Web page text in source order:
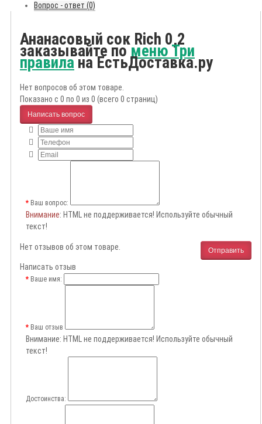
Вопрос - ответ (0)
Ананасовый сок Rich 0,2
заказывайте поменю Три
правилана ЕстьДоставка.ру
Нет вопросов об этом товаре.
Показано с 0 по 0 из 0 (всего 0 страниц)
Написать вопрос
Ваш вопрос:
Внимание: HTML не поддерживается! Используйте обычный
текст!
Отправить
Нет отзывов об этом товаре.
Написать отзыв
Ваше имя:
Ваш отзыв
Внимание: HTML не поддерживается! Используйте обычный
текст!
Достоинства: